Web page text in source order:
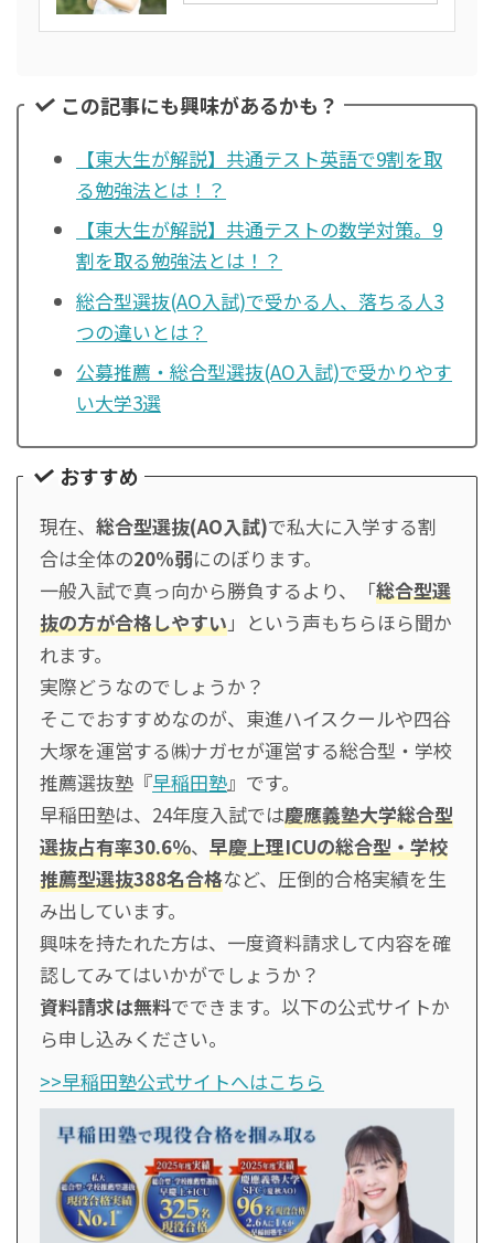
この記事にも興味があるかも？
【東大生が解説】共通テスト英語で9割を取
る勉強法とは！？
【東大生が解説】共通テストの数学対策。9
割を取る勉強法とは！？
総合型選抜(AO入試)で受かる人、落ちる人3
つの違いとは？
公募推薦・総合型選抜(AO入試)で受かりやす
い大学3選
おすすめ
現在、 総合型選抜(AO入試)で私大に入学する割
合は全体の20%弱にのぼります。
一般入試で真っ向から勝負するより、「総合型選
抜の方が合格しやすい」という声もちらほら聞か
れます。
実際どうなのでしょうか？
そこでおすすめなのが、東進ハイスクールや四谷
大塚を運営する㈱ナガセが運営する総合型・学校
推薦選抜塾『早稲田塾』です。
早稲田塾は、24年度入試では慶應義塾大学総合型
選抜占有率30.6％、 早慶上理ICUの総合型・学校
推薦型選抜388名合格など、圧倒的合格実績を生
み出しています。
興味を持たれた方は、一度資料請求して内容を確
認してみてはいかがでしょうか？
資料請求は無料でできます。以下の公式サイトか
ら申し込みください。
>>早稲田塾公式サイトへはこちら